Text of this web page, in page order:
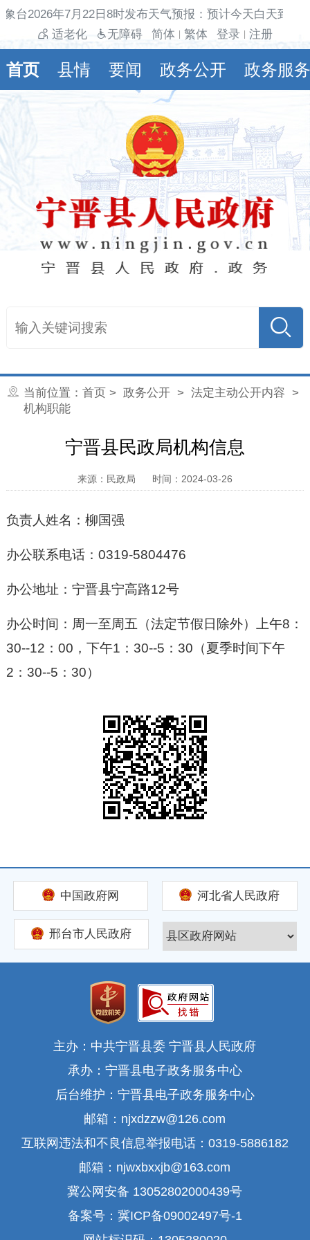
台2026年7月22日8时发布天气预报：预计今天白天到
适老化
无障碍 简体 繁体 登录 注册
首页 县情 要闻 政务公开 政务服务
当前位置： 首页 > 政务公开> 法定主动公开内容 >
机构职能
宁晋县民政局机构信息
来源：民政局 时间：2024-03-26
负责人姓名：柳国强
办公联系电话：0319-5804476
办公地址：宁晋县宁高路12号
办公时间：周一至周五（法定节假日除外）上午8：
30--12：00，下午1：30--5：30（夏季时间下午
2：30--5：30）
中国政府网 河北省人民政府
邢台市人民政府
主办：中共宁晋县委 宁晋县人民政府
承办：宁晋县电子政务服务中心
后台维护：宁晋县电子政务服务中心
邮箱：njxdzzw@126.com
互联网违法和不良信息举报电话：0319-5886182
邮箱：njwxbxxjb@163.com
冀公网安备 13052802000439号
备案号：冀ICP备09002497号-1